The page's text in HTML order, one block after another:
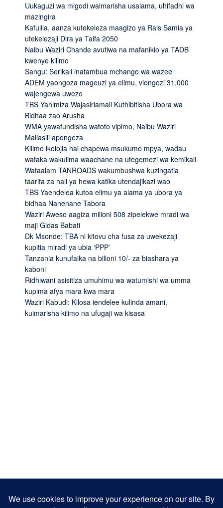
Uukaguzi wa migodi waimarisha usalama, uhifadhi wa
mazingira
Kafulila, aanza kutekeleza maagizo ya Rais Samia ya
utekelezaji Dira ya Taifa 2050
Naibu Waziri Chande avutiwa na mafanikio ya TADB
kwenye kilimo
Sangu: Serikali inatambua mchango wa wazee
ADEM yaongoza mageuzi ya elimu, viongozi 31,000
wajengewa uwezo
TBS Yahimiza Wajasiriamali Kuthibitisha Ubora wa
Bidhaa zao Arusha
WMA yawafundisha watoto vipimo, Naibu Waziri
Maliasili apongeza
Kilimo ikolojia hai chapewa msukumo mpya, wadau
wataka wakulima waachane na utegemezi wa kemikali
Wataalam TANROADS wakumbushwa kuzingatia
taarifa za hali ya hewa katika utendajikazi wao
TBS Yaendelea kutoa elimu ya alama ya ubora ya
bidhaa Nanenane Tabora
Waziri Aweso aagiza milioni 508 zipelekwe mradi wa
maji Gidas Babati
Dk Msonde: TBA ni kitovu cha fusa za uwekezaji
kupitia miradi ya ubia ‘PPP’
Tanzania kunufaika na bilioni 10/- za biashara ya
kaboni
Ridhiwani asisitiza umuhimu wa watumishi wa umma
kupima afya mara kwa mara
Waziri Kabudi: Kilosa iendelee kulinda amani,
kuimarisha kilimo na ufugaji wa kisasa